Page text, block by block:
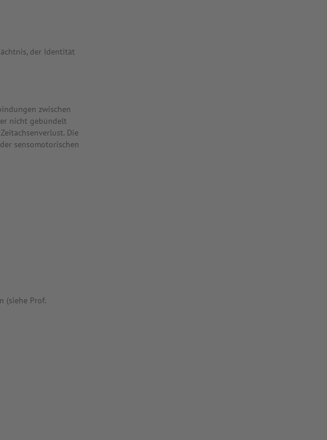
der Identität
zwischen
nicht gebündelt
Die
sensomotorischen
(siehe Prof.